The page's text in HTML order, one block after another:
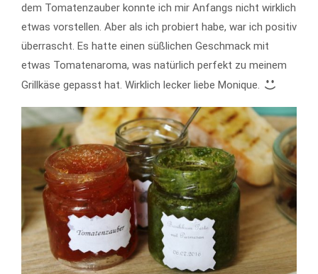
dem Tomatenzauber konnte ich mir Anfangs nicht wirklich
etwas vorstellen. Aber als ich probiert habe, war ich positiv
überrascht. Es hatte einen süßlichen Geschmack mit
etwas Tomatenaroma, was natürlich perfekt zu meinem
Grillkäse gepasst hat. Wirklich lecker liebe Monique.